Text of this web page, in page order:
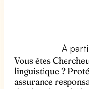
À
Vous êtes
linguistique ?
assurance